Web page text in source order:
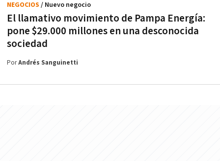
El llamativo movimiento de Pampa Energía:
pone $29.000 millones en una desconocida
sociedad
NEGOCIOS / Nuevo negocio
PorAndrés Sanguinetti